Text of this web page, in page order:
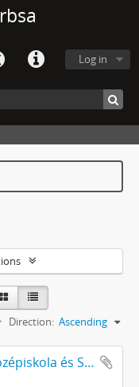
Log in
Direction: Ascending
Petz Lajos Egészségügyi Szakközépiskola és Szakmunkás iskola